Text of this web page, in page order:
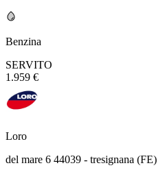
Benzina
SERVITO
1.959 €
Loro
del mare 6 44039 - tresignana (FE)